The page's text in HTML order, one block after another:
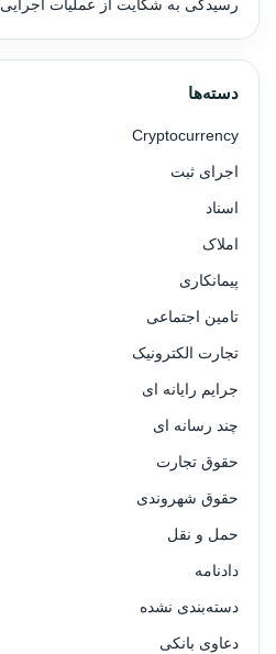
رسیدگی به شکایت از عملیات اجرایی
دسته‌ها
Cryptocurrency
اجرای ثبت
اسناد
املاک
پیمانکاری
تامین اجتماعی
تجارت الکترونیک
جرایم رایانه ای
چند رسانه ای
حقوق تجارت
حقوق شهروندی
حمل و نقل
دادنامه
دسته‌بندی نشده
دعاوی بانکی